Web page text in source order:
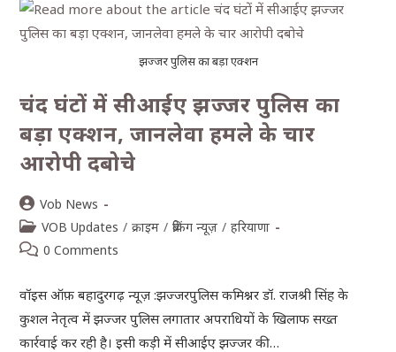
झज्जर पुलिस का बड़ा एक्शन
चंद घंटों में सीआईए झज्जर पुलिस का
बड़ा एक्शन, जानलेवा हमले के चार
आरोपी दबोचे
Vob News
VOB Updates / क्राइम / ब्रेकिंग न्यूज़ / हरियाणा
0 Comments
वॉइस ऑफ़ बहादुरगढ़ न्यूज़ :झज्जरपुलिस कमिश्नर डॉ. राजश्री सिंह के
कुशल नेतृत्व में झज्जर पुलिस लगातार अपराधियों के खिलाफ सख्त
कार्रवाई कर रही है। इसी कड़ी में सीआईए झज्जर की…